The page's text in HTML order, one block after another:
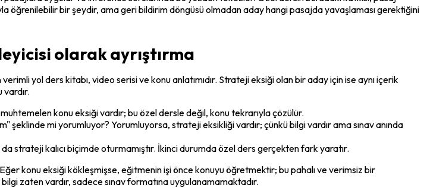
öğrenilebilir bir şeydir, ama geri bildirim döngüsü olmadan aday hangi pasajda yavaşlaması gerektiğini
olarak ayrıştırma
yol ders kitabı, video serisi ve konu anlatımıdır. Strateji eksiği olan bir aday için ise aynı içerik
konu eksiği vardır; bu özel dersle değil, konu tekrarıyla çözülür.
şeklinde mi yorumluyor? Yorumluyorsa, strateji eksikliği vardır; çünkü bilgi vardır ama sınav anında
strateji kalıcı biçimde oturmamıştır. İkinci durumda özel ders gerçekten fark yaratır.
konu eksiği kökleşmişse, eğitmenin işi önce konuyu öğretmektir; bu pahalı ve verimsiz bir
zaten vardır, sadece sınav formatına uygulanamamaktadır.